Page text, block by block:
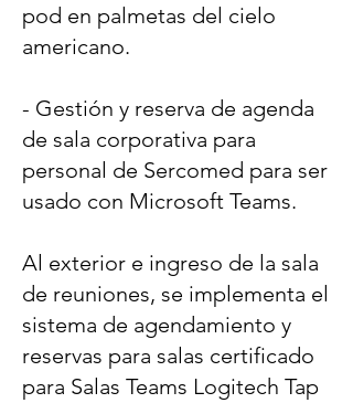
pod en palmetas del cielo
americano.
- Gestión y reserva de agenda
de sala corporativa para
personal de Sercomed para ser
usado con Microsoft Teams.
Al exterior e ingreso de la sala
de reuniones, se implementa el
sistema de agendamiento y
reservas para salas certificado
para Salas Teams Logitech Tap